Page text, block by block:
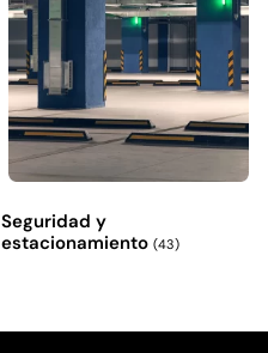
Seguridad y
estacionamiento (43)